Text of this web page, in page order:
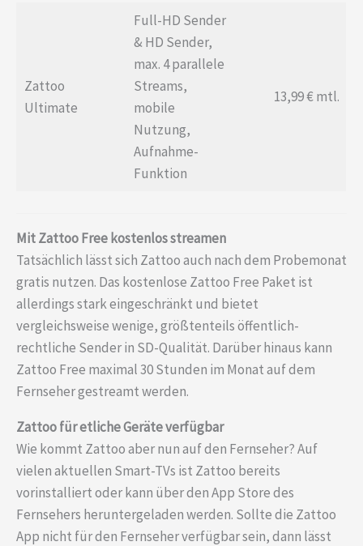
Zattoo
Ultimate
Full-HD Sender
& HD Sender,
max. 4 parallele
Streams,
mobile
Nutzung,
Aufnahme-
Funktion
13,99 € mtl.
Mit Zattoo Free kostenlos streamen
Tatsächlich lässt sich Zattoo auch nach dem Probemonat
gratis nutzen. Das kostenlose Zattoo Free Paket ist
allerdings stark eingeschränkt und bietet
vergleichsweise wenige, größtenteils öffentlich-
rechtliche Sender in SD-Qualität. Darüber hinaus kann
Zattoo Free maximal 30 Stunden im Monat auf dem
Fernseher gestreamt werden.
Zattoo für etliche Geräte verfügbar
Wie kommt Zattoo aber nun auf den Fernseher? Auf
vielen aktuellen Smart-TVs ist Zattoo bereits
vorinstalliert oder kann über den App Store des
Fernsehers heruntergeladen werden. Sollte die Zattoo
App nicht für den Fernseher verfügbar sein, dann lässt